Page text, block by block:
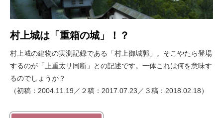
村上城は「重箱の城」！？
村上城の建物の実測記録である「村上御城郭」。そこやたら登場
するのが「上重太サ同断」との記述です。一体これは何を意味す
るのでしょうか？
（初稿：2004.11.19／２稿：2017.07.23／３稿：2018.02.18）